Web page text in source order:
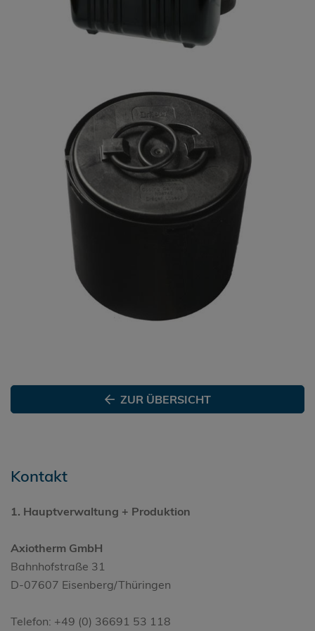
ZUR ÜBERSICHT
Kontakt
1. Hauptverwaltung + Produktion
Axiotherm GmbH
Bahnhofstraße 31
D-07607 Eisenberg/Thüringen
Telefon: +49 (0) 36691 53 118